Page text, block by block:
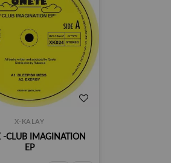
X-KALAY
-CLUB IMAGINATION
EP